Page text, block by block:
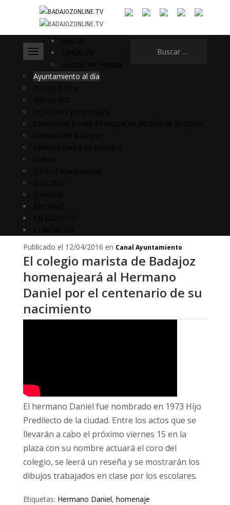
Ayuntamiento al día
Publicado el 12/04/2016 en Canal Ayuntamiento
El colegio marista de Badajoz
homenajeará al Hermano
Daniel por el centenario de su
nacimiento
El hermano Daniel fue nombrado en 1973 Hijo
Predilecto de la ciudad. Entre los actos que se
llevarán a cabo el próximo viernes 15 en la
plaza con su nombre actuará el coro del
colegio, se leerá un reseña y se mostrarán los
dibujos trabajados en clase por los escolares.
Etiquetas: Hermano Daniel, homenaje